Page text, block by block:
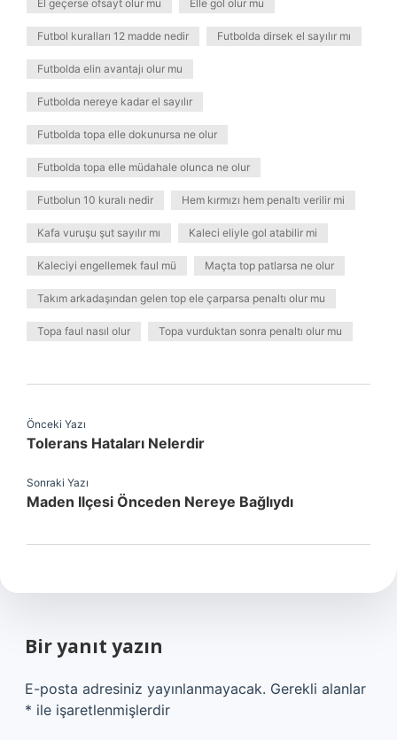
El geçerse ofsayt olur mu Elle gol olur mu
Futbol kuralları 12 madde nedir Futbolda dirsek el sayılır mı
Futbolda elin avantajı olur mu
Futbolda nereye kadar el sayılır
Futbolda topa elle dokunursa ne olur
Futbolda topa elle müdahale olunca ne olur
Futbolun 10 kuralı nedir Hem kırmızı hem penaltı verilir mi
Kafa vuruşu şut sayılır mı Kaleci eliyle gol atabilir mi
Kaleciyi engellemek faul mü Maçta top patlarsa ne olur
Takım arkadaşından gelen top ele çarparsa penaltı olur mu
Topa faul nasıl olur Topa vurduktan sonra penaltı olur mu
Önceki Yazı
Tolerans Hataları Nelerdir
Sonraki Yazı
Maden Ilçesi Önceden Nereye Bağlıydı
Bir yanıt yazın
E-posta adresiniz yayınlanmayacak. Gerekli alanlar
* ile işaretlenmişlerdir